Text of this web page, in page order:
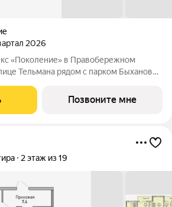
2026
«Поколение» в Правобережном
Тельмана рядом с парком Быханов
4
Позвоните мне
2 этаж из 19